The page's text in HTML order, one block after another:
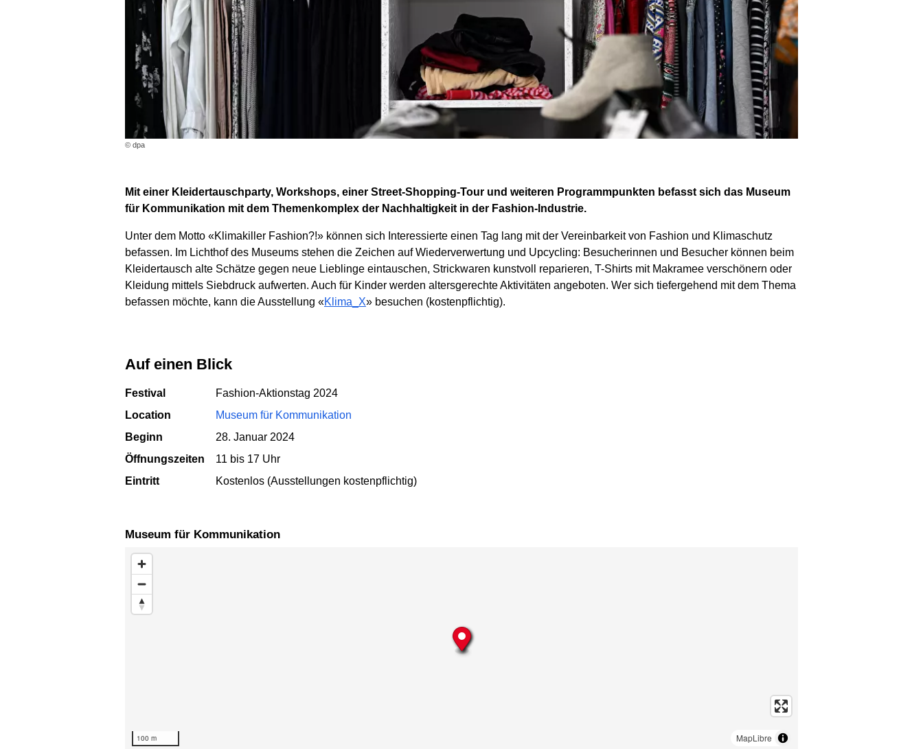
© dpa
Mit einer Kleidertauschparty, Workshops, einer Street-Shopping-Tour und weiteren Programmpunkten befasst sich das Museum
für Kommunikation mit dem Themenkomplex der Nachhaltigkeit in der Fashion-Industrie.
Unter dem Motto «Klimakiller Fashion?!» können sich Interessierte einen Tag lang mit der Vereinbarkeit von Fashion und Klimaschutz
befassen. Im Lichthof des Museums stehen die Zeichen auf Wiederverwertung und Upcycling: Besucherinnen und Besucher können beim
Kleidertausch alte Schätze gegen neue Lieblinge eintauschen, Strickwaren kunstvoll reparieren, T-Shirts mit Makramee verschönern oder
Kleidung mittels Siebdruck aufwerten. Auch für Kinder werden altersgerechte Aktivitäten angeboten. Wer sich tiefergehend mit dem Thema
befassen möchte, kann die Ausstellung «Klima_X» besuchen (kostenpflichtig).
Auf einen Blick
Festival
Fashion-Aktionstag 2024
Location
Museum für Kommunikation
Beginn
28. Januar 2024
Öffnungszeiten
11 bis 17 Uhr
Eintritt
Kostenlos (Ausstellungen kostenpflichtig)
Museum für Kommunikation
Karte überspringen
100 m
MapLibre